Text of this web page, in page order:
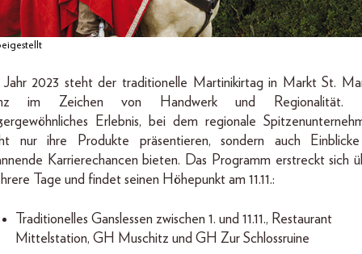
2023 steht der traditionelle Martinikirtag in Markt St.
im Zeichen von Handwerk und Regionalität.
Erlebnis, bei dem regionale
nur ihre Produkte präsentieren, sondern auch
Karrierechancen bieten. Das Programm erstreckt sich
Tage und findet seinen Höhepunkt am 11.11.:
Traditionelles Ganslessen zwischen 1. und 11.11., Restaurant
Mittelstation, GH Muschitz und GH Zur Schlossruine